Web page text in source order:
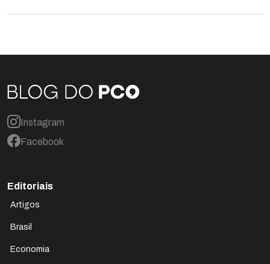
Instagram
Facebook
Editoriais
Artigos
Brasil
Economia